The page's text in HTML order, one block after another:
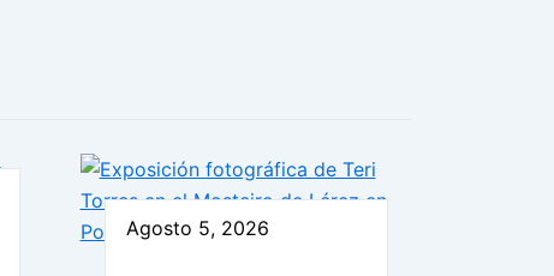
Agosto 5, 2026